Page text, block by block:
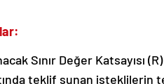
Sınır Değer Katsayısı
teklif sunan